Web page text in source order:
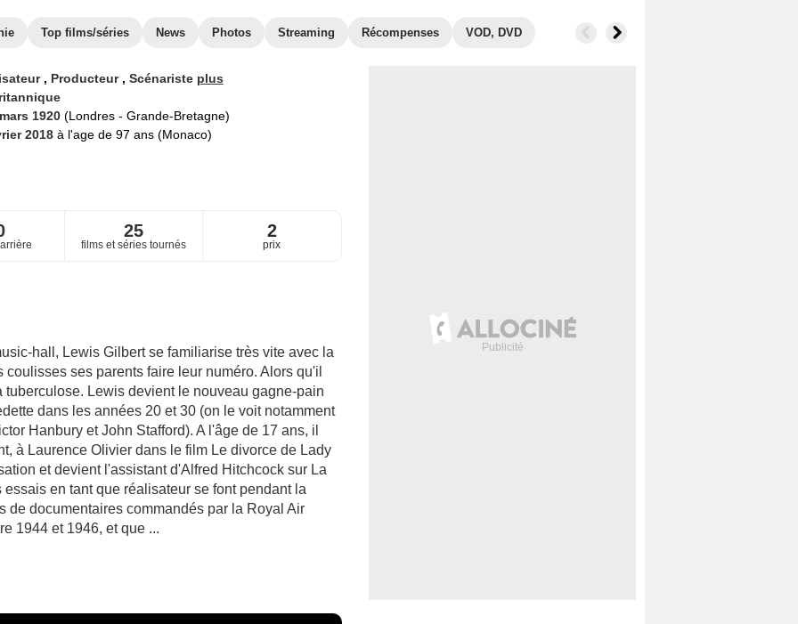
Top films/séries News Photos Streaming Récompenses VOD, DVD
, Producteur , Scénariste plus
1920 (Londres - Grande-Bretagne)
2018 à l'age de 97 ans (Monaco)
25
films et séries tournés
2
prix
hall, Lewis Gilbert se familiarise très vite avec la
ses parents faire leur numéro. Alors qu'il
tuberculose. Lewis devient le nouveau gagne-pain
dans les années 20 et 30 (on le voit notamment
Hanbury et John Stafford). A l'âge de 17 ans, il
à Laurence Olivier dans le film Le divorce de Lady
et devient l'assistant d'Alfred Hitchcock sur La
en tant que réalisateur se font pendant la
de documentaires commandés par la Royal Air
1944 et 1946, et que ...